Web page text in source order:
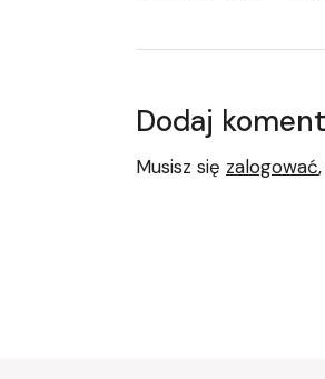
Dodaj
Musisz się zalogować